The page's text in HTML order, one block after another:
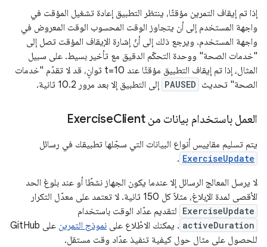
إذا تم إيقاف التمرين مؤقتًا، ينتظر التطبيق إعادة تشغيل المؤقت في
واجهة المستخدم إلى أن يتجاوز الوقت المحسوب الوقت المعروض في
واجهة المستخدم. ويرجع ذلك إلى أنّ إشارة الإيقاف المؤقت تصل إلى
"خدمات الصحة" ووحدة التحكّم الدقيق مع تأخير بسيط. على سبيل
المثال، إذا تم إيقاف التطبيق مؤقتًا عند t=10 ثوانٍ، قد لا تقدّم "خدمات
الصحة" تحديث PAUSED إلى التطبيق إلا بعد مرور 10.2 ثانية.
العمل باستخدام بيانات من ExerciseClient
يتم تسليم مقاييس أنواع البيانات التي سجّلها تطبيقك في رسائل
ExerciseUpdate
.
لا يرسل المعالج الرسائل إلا عندما يكون الجهاز نشطًا أو عند بلوغ الحد
الأقصى لمدة الإبلاغ، مثلاً كل 150 ثانية. لا تعتمد على معدّل التكرار
ExerciseUpdate لتقديم عدّاد الوقت باستخدام
activeDuration . يمكنك الاطّلاع على نموذج التمرين
على GitHub
للحصول على مثال حول كيفية تنفيذ عدّاد وقت مستقل.